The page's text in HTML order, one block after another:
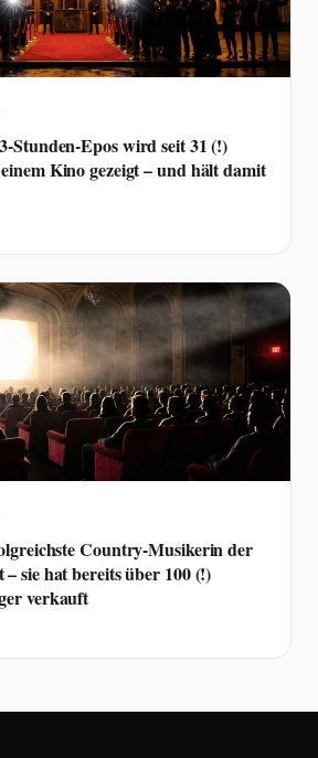
Stunden-Epos wird seit 31 (!)
Kino gezeigt – und hält damit
Country-Musikerin der
sie hat bereits über 100 (!)
verkauft